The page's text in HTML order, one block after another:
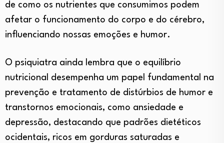
de como os nutrientes que consumimos podem
afetar o funcionamento do corpo e do cérebro,
influenciando nossas emoções e humor.
O psiquiatra ainda lembra que o equilíbrio
nutricional desempenha um papel fundamental na
prevenção e tratamento de distúrbios de humor e
transtornos emocionais, como ansiedade e
depressão, destacando que padrões dietéticos
ocidentais, ricos em gorduras saturadas e